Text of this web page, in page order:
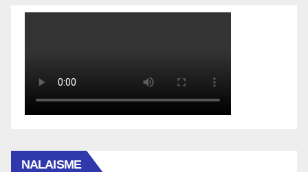
NALAISME